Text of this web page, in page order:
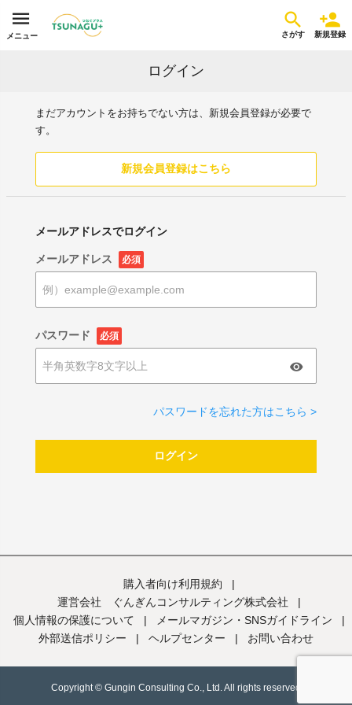
メニュー さがす 新規登録
ログイン
まだアカウントをお持ちでない方は、新規会員登録が必要で
す。
新規会員登録はこちら
メールアドレスでログイン
メールアドレス 必須
パスワード 必須
パスワードを忘れた方はこちら >
ログイン
購入者向け利用規約
|
運営会社 ぐんぎんコンサルティング株式会社
|
個人情報の保護について
| メールマガジン・SNSガイドライン
|
外部送信ポリシー
| ヘルプセンター | お問い合わせ
Copyright © Gungin Consulting Co., Ltd. All rights reserved